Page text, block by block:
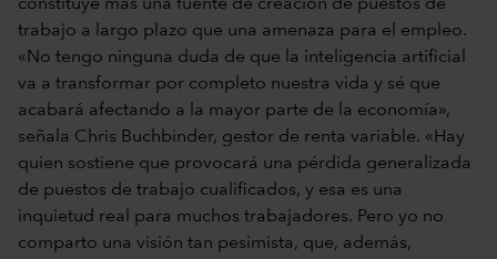
constituye más una fuente de creación de puestos de
trabajo a largo plazo que una amenaza para el empleo.
«No tengo ninguna duda de que la inteligencia artificial
va a transformar por completo nuestra vida y sé que
acabará afectando a la mayor parte de la economía»,
señala Chris Buchbinder, gestor de renta variable. «Hay
quien sostiene que provocará una pérdida generalizada
de puestos de trabajo cualificados, y esa es una
inquietud real para muchos trabajadores. Pero yo no
comparto una visión tan pesimista, que, además,